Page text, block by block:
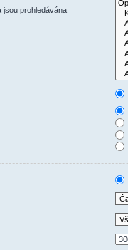
jsou prohledávána